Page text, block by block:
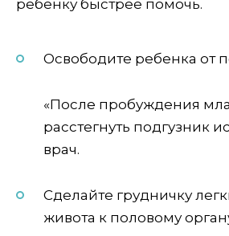
ребенку быстрее помочь.
Освободите ребенка от
«После пробуждения
расстегнуть подгузник
врач.
Сделайте грудничку
живота к половому